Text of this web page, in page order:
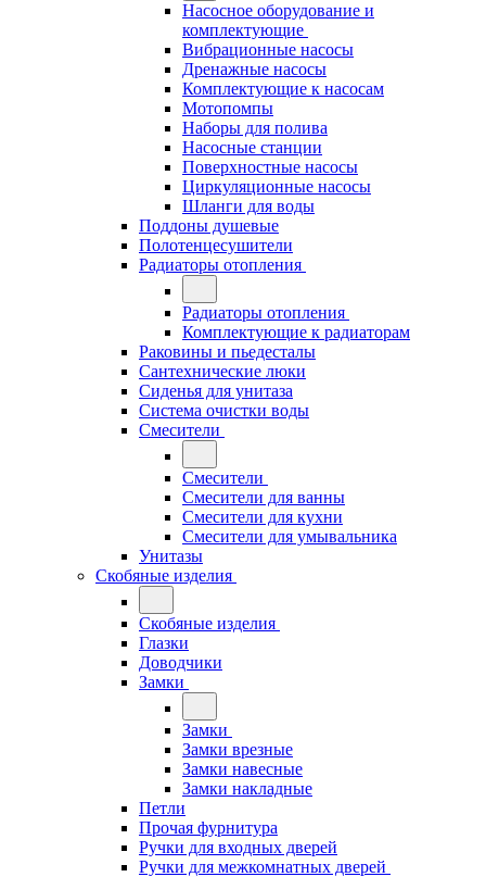
Насосное оборудование и
комплектующие
Вибрационные насосы
Дренажные насосы
Комплектующие к насосам
Мотопомпы
Наборы для полива
Насосные станции
Поверхностные насосы
Циркуляционные насосы
Шланги для воды
Поддоны душевые
Полотенцесушители
Радиаторы отопления
Радиаторы отопления
Комплектующие к радиаторам
Раковины и пьедесталы
Сантехнические люки
Сиденья для унитаза
Система очистки воды
Смесители
Смесители
Смесители для ванны
Смесители для кухни
Смесители для умывальника
Унитазы
Скобяные изделия
Скобяные изделия
Глазки
Доводчики
Замки
Замки
Замки врезные
Замки навесные
Замки накладные
Петли
Прочая фурнитура
Ручки для входных дверей
Ручки для межкомнатных дверей